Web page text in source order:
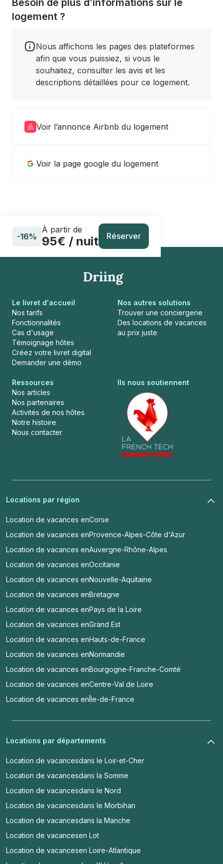
Besoin de plus d’informations sur le
logement ?
Nous affichons les pages des plateformes
afin que vous puissiez, si vous le
souhaitez, consulter les avis et les
descriptions détaillées pour ce logement.
Voir l’annonce Airbnb du logement
Voir la page google du logement
-16%
À partir de
95€ / nuit Réserver
Le livret d'accueil
Nos tarifs
Fonctionnalités
Cas d'usage
Témoignage hôtes
Créez votre livret digital
Demander une démo
Nos autres solutions
Trouver une conciergerie
Des locations de vacances
au prix juste
Ressources
Nos articles
Nos partenaires
Activités de nos hôtes
Notre histoire
Nous contacter
Ils nous soutiennent
Locations par région
Location de vacances enCorse
Location de vacances enProvence-Alpes-Côte d'Azur
Location de vacances enAuvergne-Rhône-Alpes
Location de vacances enOccitanie
Location de vacances enNouvelle-Aquitaine
Location de vacances enBretagne
Location de vacances enPays de la Loire
Location de vacances enGrand Est
Location de vacances enHauts-de-France
Location de vacances enNormandie
Location de vacances enBourgogne-Franche-Comté
Location de vacances enCentre-Val de Loire
Location de vacances enÎle-de-France
Locations par départements
Location de vacancesdans le Loir-et-Cher
Location de vacancesdans la Somme
Location de vacancesdans le Nord
Location de vacancesdans le Morbihan
Location de vacancesdans la Manche
Location de vacancesen Lot
Location de vacancesen Loire-Atlantique